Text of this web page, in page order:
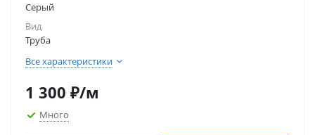
Серый
Вид
Труба
Все характеристики
1 300 ₽/м
Много